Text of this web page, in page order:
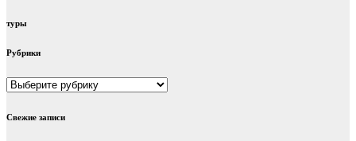
туры
Рубрики
Рубрики
Свежие записи